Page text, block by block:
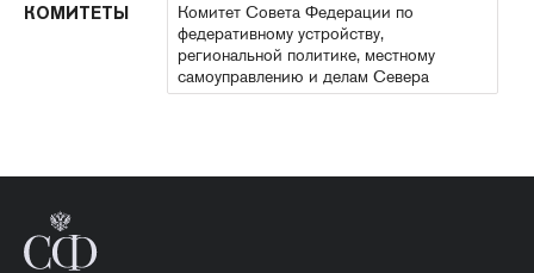
КОМИТЕТЫ
Комитет Совета Федерации по
федеративному устройству,
региональной политике, местному
самоуправлению и делам Севера